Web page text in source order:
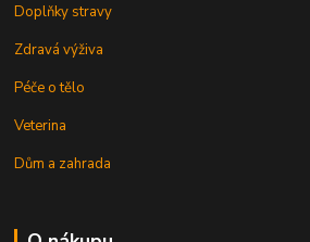
Doplňky stravy
Zdravá výživa
Péče o tělo
Veterina
Dům a zahrada